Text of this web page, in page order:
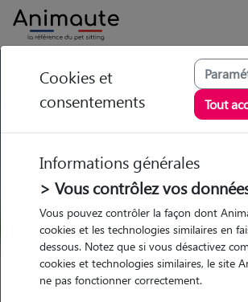
GARDE ANIMAUX à Domagné : Garde
ou à domicile, visites et
Trouvez une garde
Domagné
Parmi nos pet-sitters à
Garde
chez le Pet Sitter
Garde
chez le Pet Sitter
Cookies et
consentements
Tout
Informations générales
> Vous contrôlez vos
Vous pouvez contrôler la façon dont
cookies et les technologies similaires en
dessous. Notez que si vous désactivez
cookies et technologies similaires, le site
ne pas fonctionner correctement.